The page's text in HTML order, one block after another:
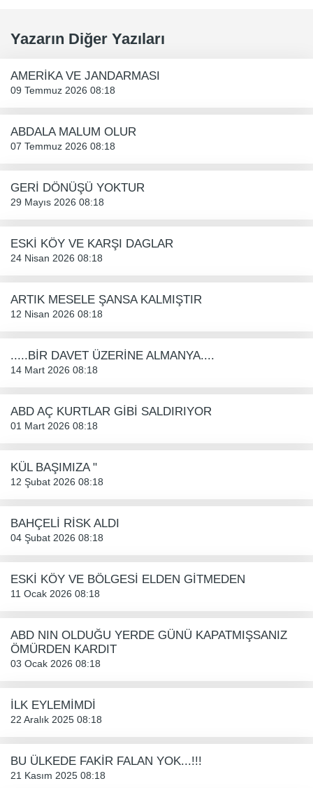
Yazarın Diğer Yazıları
AMERİKA VE JANDARMASI
09 Temmuz 2026 08:18
ABDALA MALUM OLUR
07 Temmuz 2026 08:18
GERİ DÖNÜŞÜ YOKTUR
29 Mayıs 2026 08:18
ESKİ KÖY VE KARŞI DAGLAR
24 Nisan 2026 08:18
ARTIK MESELE ŞANSA KALMIŞTIR
12 Nisan 2026 08:18
.....BİR DAVET ÜZERİNE ALMANYA....
14 Mart 2026 08:18
ABD AÇ KURTLAR GİBİ SALDIRIYOR
01 Mart 2026 08:18
KÜL BAŞIMIZA "
12 Şubat 2026 08:18
BAHÇELİ RİSK ALDI
04 Şubat 2026 08:18
ESKİ KÖY VE BÖLGESİ ELDEN GİTMEDEN
11 Ocak 2026 08:18
ABD NIN OLDUĞU YERDE GÜNÜ KAPATMIŞSANIZ
ÖMÜRDEN KARDIT
03 Ocak 2026 08:18
İLK EYLEMİMDİ
22 Aralık 2025 08:18
BU ÜLKEDE FAKİR FALAN YOK...!!!
21 Kasım 2025 08:18